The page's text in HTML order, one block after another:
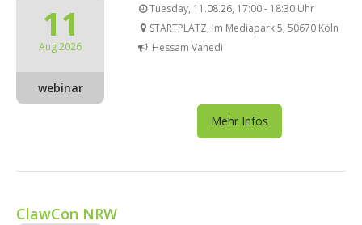
11
Aug 2026
webinar
Tuesday, 11.08.26, 17:00 - 18:30 Uhr
STARTPLATZ, Im Mediapark 5, 50670 Köln
Hessam Vahedi
Mehr Infos
ClawCon NRW